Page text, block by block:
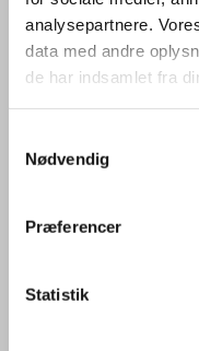
analysepartnere.
data med andre
de har indsamlet fra
Nødvendig
Præferencer
Statistik